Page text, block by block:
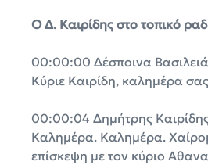
Ο Δ. Καιρίδης στο τοπικό
00:00:00 Δέσποινα
Κύριε Καιρίδη, καλημέρα
00:00:04 Δημήτρης
Καλημέρα. Καλημέρα.
επίσκεψη με τον κύριο